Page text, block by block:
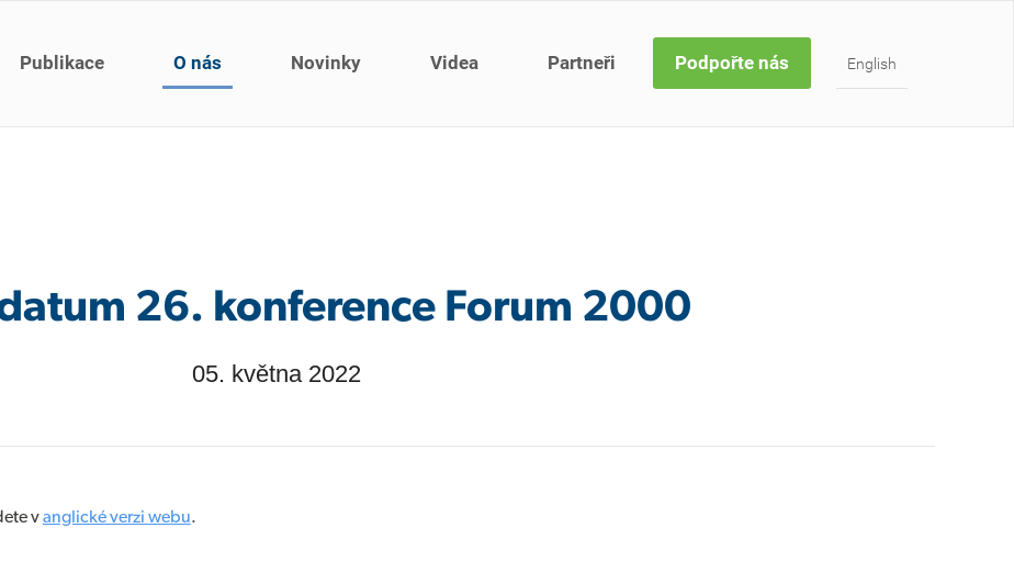
Publikace O nás Novinky Videa Partneři Podpořte nás English
26. konference Forum 2000
05. května 2022
vanglické verzi webu.